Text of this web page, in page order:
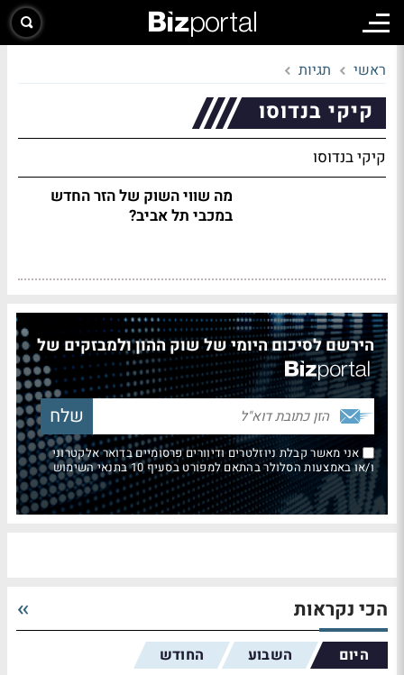
ראשי תגיות
קיקי בנדוסו
קיקי בנדוסו
מה שווי השוק של הזר החדש
במכבי תל אביב?
הירשם לסיכום היומי של שוק ההון ולמבזקים של
אני מאשר קבלת ניוזלטרים ודיוורים פרסומיים בדואר אלקטרוני
ו/או באמצעות הסלולר בהתאם למפורט בסעיף 10 בתנאי השימוש
הכי נקראות
היום השבוע החודש